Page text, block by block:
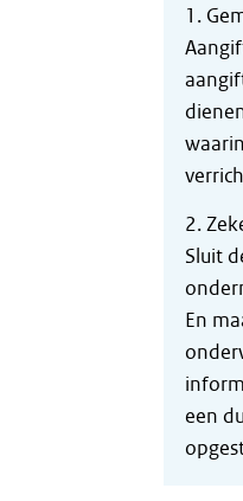
1.
2.
Sluit
En
een